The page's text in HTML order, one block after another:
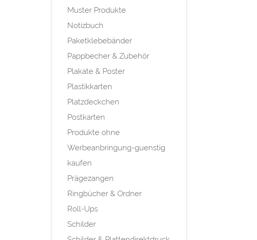
Muster Produkte
Notizbuch
Paketklebebänder
Pappbecher & Zubehör
Plakate & Poster
Plastikkarten
Platzdeckchen
Postkarten
Produkte ohne
Werbeanbringung-guenstig
kaufen
Prägezangen
Ringbücher & Ordner
Roll-Ups
Schilder